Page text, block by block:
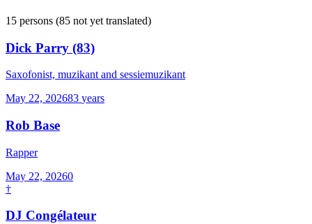
15 persons (85 not yet translated)
Dick Parry (83)
Saxofonist, muzikant and sessiemuzikant
May 22, 202683 years
Rob Base
Rapper
May 22, 20260
†
DJ Congélateur